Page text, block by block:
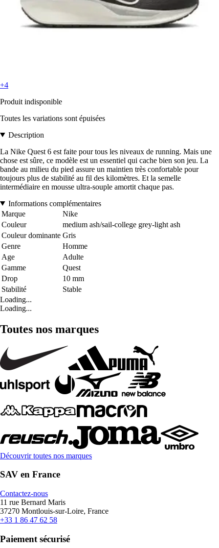
+4
Produit indisponible
Toutes les variations sont épuisées
Description
La Nike Quest 6 est faite pour tous les niveaux de running. Mais une
chose est sûre, ce modèle est un essentiel qui cache bien son jeu. La
bande au milieu du pied assure un maintien très confortable pour
toujours plus de stabilité au fil des kilomètres. Et la semelle
intermédiaire en mousse ultra-souple amortit chaque pas.
Informations complémentaires
Marque
Nike
Couleur
medium ash/sail-college grey-light ash
Couleur dominante Gris
Genre
Homme
Age
Adulte
Gamme
Quest
Drop
10 mm
Stabilité
Stable
Loading...
Loading...
Toutes nos marques
Découvrir toutes nos marques
SAV en France
Contactez-nous
11 rue Bernard Maris
37270 Montlouis-sur-Loire, France
+33 1 86 47 62 58
Paiement sécurisé